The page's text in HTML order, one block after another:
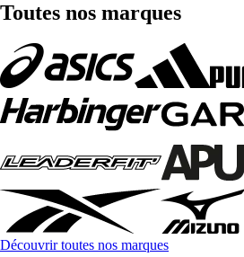
Toutes nos marques
Découvrir toutes nos marques